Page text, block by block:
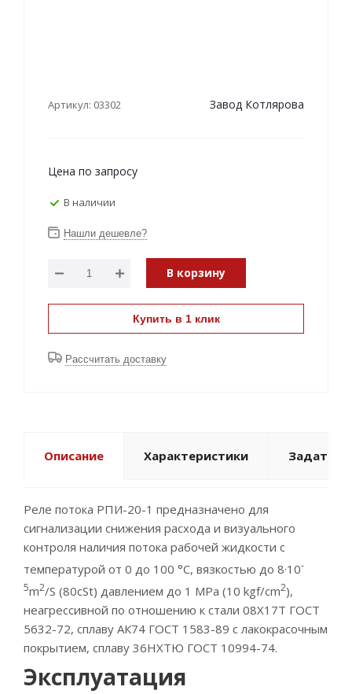
Артикул: 03302 Завод Котлярова
Цена по запросу
В наличии
Нашли дешевле?
В корзину
Купить в 1 клик
Рассчитать доставку
Описание Характеристики Задать
Реле потока РПИ-20-1 предназначено для
сигнализации снижения расхода и визуального
контроля наличия потока рабочей жидкости с
температурой от 0 до 100 °С, вязкостью до 8·10-
5m2/S (80cSt) давлением до 1 МРа (10 kgf/cm2),
неагрессивной по отношению к стали 08Х17Т ГОСТ
5632-72, сплаву АК74 ГОСТ 1583-89 с лакокрасочным
покрытием, сплаву 36НХТЮ ГОСТ 10994-74.
Эксплуатация